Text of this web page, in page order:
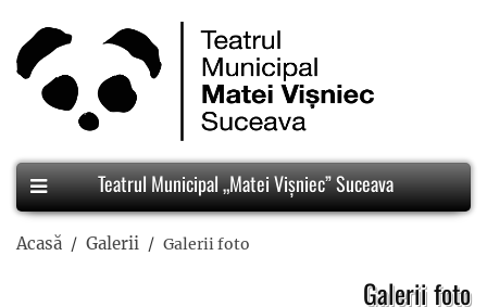
Teatrul Municipal „Matei Vișniec” Suceava
Acasă Galerii Galerii foto
Galerii foto